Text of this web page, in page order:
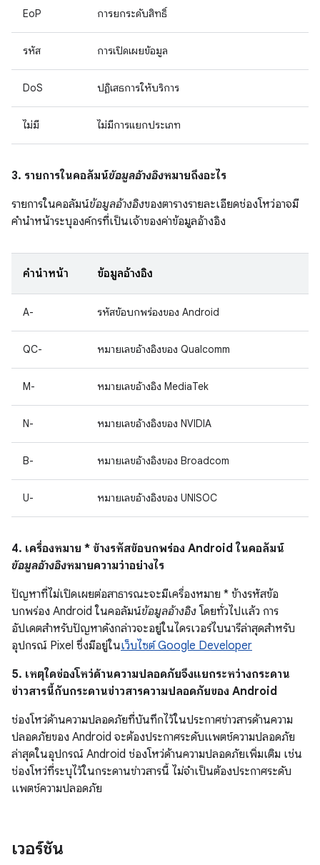
EoP การยกระดับสิทธิ์
รหัส การเปิดเผยข้อมูล
DoS ปฏิเสธการให้บริการ
ไม่มี ไม่มีการแยกประเภท
3. รายการในคอลัมน์ข้อมูลอ้างอิงหมายถึงอะไร
รายการในคอลัมน์ข้อมูลอ้างอิงของตารางรายละเอียดช่องโหว่อาจมี
คำนำหน้าระบุองค์กรที่เป็นเจ้าของค่าข้อมูลอ้างอิง
คำนำหน้า ข้อมูลอ้างอิง
A- รหัสข้อบกพร่องของ Android
QC- หมายเลขอ้างอิงของ Qualcomm
M- หมายเลขอ้างอิง MediaTek
N- หมายเลขอ้างอิงของ NVIDIA
B- หมายเลขอ้างอิงของ Broadcom
U- หมายเลขอ้างอิงของ UNISOC
4. เครื่องหมาย * ข้างรหัสข้อบกพร่อง Android ในคอลัมน์
ข้อมูลอ้างอิงหมายความว่าอย่างไร
ปัญหาที่ไม่เปิดเผยต่อสาธารณะจะมีเครื่องหมาย * ข้างรหัสข้อ
บกพร่อง Android ในคอลัมน์ข้อมูลอ้างอิง โดยทั่วไปแล้ว การ
อัปเดตสำหรับปัญหาดังกล่าวจะอยู่ในไดรเวอร์ไบนารีล่าสุดสำหรับ
อุปกรณ์ Pixel ซึ่งมีอยู่ในเว็บไซต์ Google Developer
5. เหตุใดช่องโหว่ด้านความปลอดภัยจึงแยกระหว่างกระดาน
ข่าวสารนี้กับกระดานข่าวสารความปลอดภัยของ Android
ช่องโหว่ด้านความปลอดภัยที่บันทึกไว้ในประกาศข่าวสารด้านความ
ปลอดภัยของ Android จะต้องประกาศระดับแพตช์ความปลอดภัย
ล่าสุดในอุปกรณ์ Android ช่องโหว่ด้านความปลอดภัยเพิ่มเติม เช่น
ช่องโหว่ที่ระบุไว้ในกระดานข่าวสารนี้ ไม่จำเป็นต้องประกาศระดับ
แพตช์ความปลอดภัย
เวอร์ชัน